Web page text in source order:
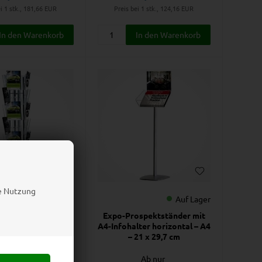
Nutzung
1 stk., 181,66 EUR Preis bei 1 stk., 124,16 EUR
Auf Lager
Expo-Prospektständer mit
A4-Infohalter horizontal – A4
– 21 x 29,7 cm
Ab nur